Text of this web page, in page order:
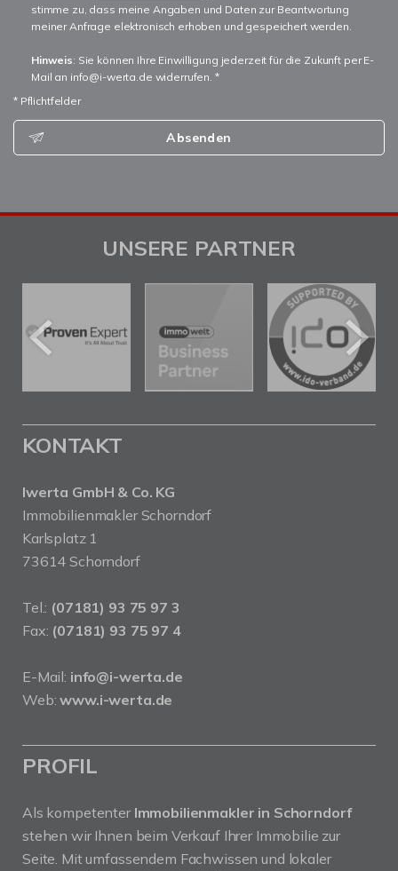
stimme zu, dass meine Angaben und Daten zur Beantwortung
meiner Anfrage elektronisch erhoben und gespeichert werden.
Hinweis: Sie können Ihre Einwilligung jederzeit für die Zukunft per E-
Mail an info@i-werta.de widerrufen. *
* Pflichtfelder
Absenden
UNSERE PARTNER
KONTAKT
Iwerta GmbH & Co. KG
Immobilienmakler Schorndorf
Karlsplatz 1
73614 Schorndorf
Tel.: (07181) 93 75 97 3
Fax: (07181) 93 75 97 4
E-Mail: info@i-werta.de
Web:www.i-werta.de
PROFIL
Als kompetenter Immobilienmakler in Schorndorf
stehen wir Ihnen beim Verkauf Ihrer Immobilie zur
Seite. Mit umfassendem Fachwissen und lokaler